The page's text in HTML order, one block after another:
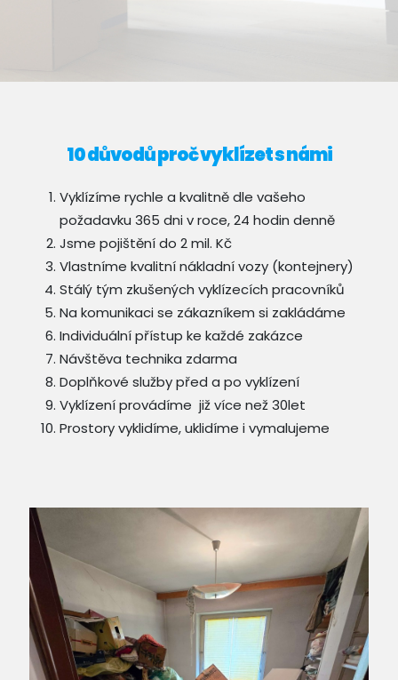
10 důvodů proč vyklízet s námi
Vyklízíme rychle a kvalitně dle vašeho
požadavku 365 dni v roce, 24 hodin denně
Jsme pojištění do 2 mil. Kč
Vlastníme kvalitní nákladní vozy (kontejnery)
Stálý tým zkušených vyklízecích pracovníků
Na komunikaci se zákazníkem si zakládáme
Individuální přístup ke každé zakázce
Návštěva technika zdarma
Doplňkové služby před a po vyklízení
Vyklízení provádíme již více než 30let
Prostory vyklidíme, uklidíme i vymalujeme